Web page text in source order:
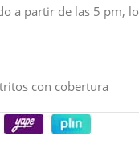
a partir de las 5 pm, lo
con cobertura